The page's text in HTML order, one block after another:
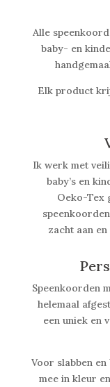
Alle
baby- en
Elk product
Ik werk met
baby’s en
Oeko-Tex
zacht aan
Speenkoorden
helemaal
een uniek en
Voor slabben
mee in kleur